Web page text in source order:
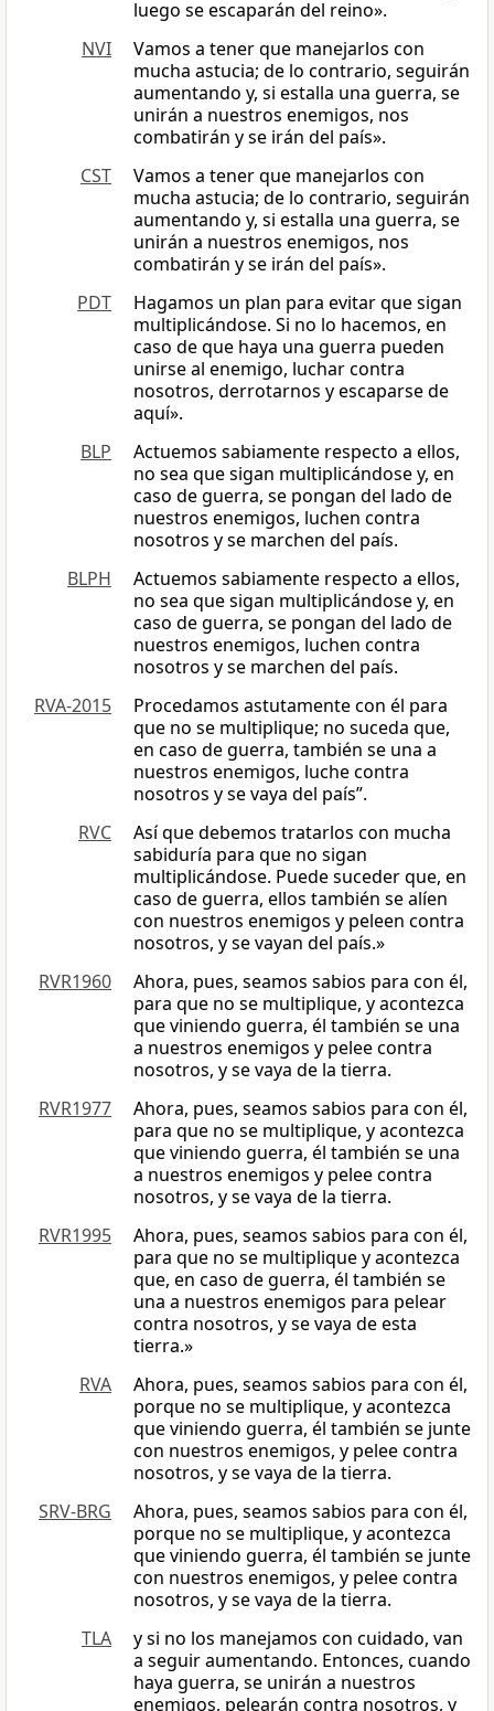
luego se escaparán del reino».
NVI
Vamos a tener que manejarlos con
mucha astucia; de lo contrario, seguirán
aumentando y, si estalla una guerra, se
unirán a nuestros enemigos, nos
combatirán y se irán del país».
CST
Vamos a tener que manejarlos con
mucha astucia; de lo contrario, seguirán
aumentando y, si estalla una guerra, se
unirán a nuestros enemigos, nos
combatirán y se irán del país».
PDT
Hagamos un plan para evitar que sigan
multiplicándose. Si no lo hacemos, en
caso de que haya una guerra pueden
unirse al enemigo, luchar contra
nosotros, derrotarnos y escaparse de
aquí».
BLP
Actuemos sabiamente respecto a ellos,
no sea que sigan multiplicándose y, en
caso de guerra, se pongan del lado de
nuestros enemigos, luchen contra
nosotros y se marchen del país.
BLPH
Actuemos sabiamente respecto a ellos,
no sea que sigan multiplicándose y, en
caso de guerra, se pongan del lado de
nuestros enemigos, luchen contra
nosotros y se marchen del país.
RVA-2015
Procedamos astutamente con él para
que no se multiplique; no suceda que,
en caso de guerra, también se una a
nuestros enemigos, luche contra
nosotros y se vaya del país”.
RVC
Así que debemos tratarlos con mucha
sabiduría para que no sigan
multiplicándose. Puede suceder que, en
caso de guerra, ellos también se alíen
con nuestros enemigos y peleen contra
nosotros, y se vayan del país.»
RVR1960
Ahora, pues, seamos sabios para con él,
para que no se multiplique, y acontezca
que viniendo guerra, él también se una
a nuestros enemigos y pelee contra
nosotros, y se vaya de la tierra.
RVR1977
Ahora, pues, seamos sabios para con él,
para que no se multiplique, y acontezca
que viniendo guerra, él también se una
a nuestros enemigos y pelee contra
nosotros, y se vaya de la tierra.
RVR1995
Ahora, pues, seamos sabios para con él,
para que no se multiplique y acontezca
que, en caso de guerra, él también se
una a nuestros enemigos para pelear
contra nosotros, y se vaya de esta
tierra.»
RVA
Ahora, pues, seamos sabios para con él,
porque no se multiplique, y acontezca
que viniendo guerra, él también se junte
con nuestros enemigos, y pelee contra
nosotros, y se vaya de la tierra.
SRV-BRG
Ahora, pues, seamos sabios para con él,
porque no se multiplique, y acontezca
que viniendo guerra, él también se junte
con nuestros enemigos, y pelee contra
nosotros, y se vaya de la tierra.
TLA
y si no los manejamos con cuidado, van
a seguir aumentando. Entonces, cuando
haya guerra, se unirán a nuestros
enemigos, pelearán contra nosotros, y